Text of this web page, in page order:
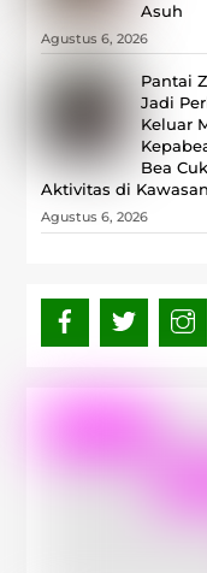
Asuh
Agustus 6, 2026
Pantai
Jadi
Keluar
Bea
Aktivitas di
Agustus 6, 2026